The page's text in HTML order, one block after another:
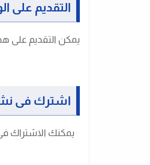
التقديم على
يمكن التقديم على
اشترك فى
يمكنك الاشتراك